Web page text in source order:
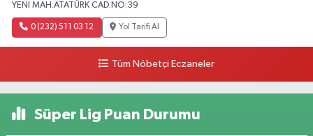
YENI MAH.ATATÜRK CAD.NO:39
0 (232) 511 03 12 Yol Tarifi Al
Tüm Nöbetçi Eczaneler
Süper Lig Puan Durumu